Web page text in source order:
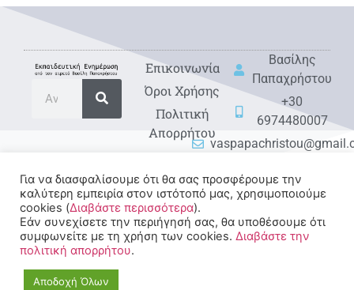
Eπικοινωνία
Όροι Χρήσης
Πολιτική
Απορρήτου
Βασίλης
Παπαχρήστου
+30
6974480007
© 2022-2025 All rights
Reserved.
Για να διασφαλίσουμε ότι θα σας προσφέρουμε την
καλύτερη εμπειρία στον ιστότοπό μας, χρησιμοποιούμε
cookies (Διαβάστε περισσότερα).
Εάν συνεχίσετε την περιήγησή σας, θα υποθέσουμε ότι
συμφωνείτε με τη χρήση των cookies. Διαβάστε την
πολιτική απορρήτου.
Αποδοχή Όλων